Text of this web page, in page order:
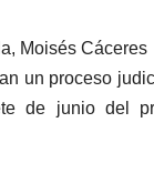
Moisés
un proceso
de junio del